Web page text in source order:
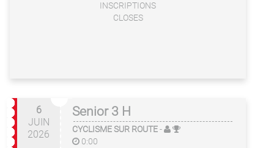
INSCRIPTIONS
CLOSES
6
JUIN
2026
Senior 3 H
CYCLISME SUR ROUTE-
0:00